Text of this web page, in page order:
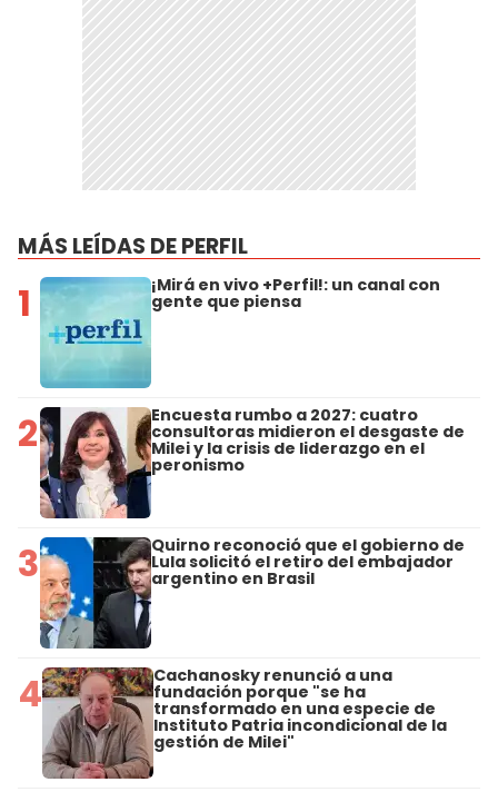
MÁS LEÍDAS DE PERFIL
1 ¡Mirá en vivo +Perfil!: un canal con
gente que piensa
2 Encuesta rumbo a 2027: cuatro
consultoras midieron el desgaste de
Milei y la crisis de liderazgo en el
peronismo
3 Quirno reconoció que el gobierno de
Lula solicitó el retiro del embajador
argentino en Brasil
4 Cachanosky renunció a una
fundación porque "se ha
transformado en una especie de
Instituto Patria incondicional de la
gestión de Milei"